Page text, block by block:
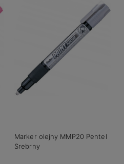
Marker olejny MMP20 Pentel
Srebrny